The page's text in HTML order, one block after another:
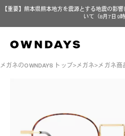
【重要】熊本県熊本地方を震源とする地震の影
いて（8月7日 9時
メガネのOWNDAYS トップ メガネ メガネ商